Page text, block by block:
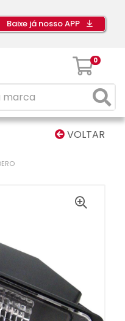
Baixe já nosso APP
0
VOLTAR